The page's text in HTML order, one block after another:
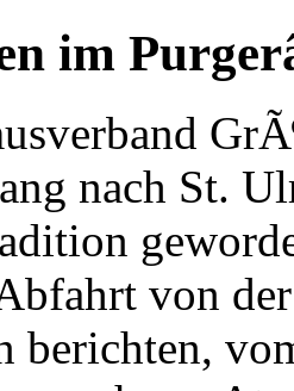
im
nach St.
von
berichten,